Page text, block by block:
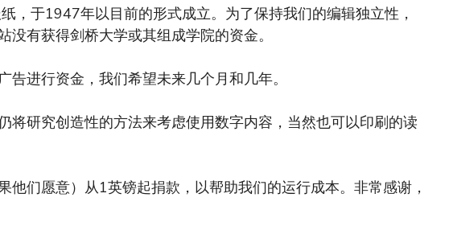
，于1947年以目前的形式成立。为了保持我们的编辑独立性，
没有获得剑桥大学或其组成学院的资金。
告进行资金，我们希望未来几个月和几年。
将研究创造性的方法来考虑使用数字内容，当然也可以印刷的读
他们愿意）从1英镑起捐款，以帮助我们的运行成本。非常感谢，